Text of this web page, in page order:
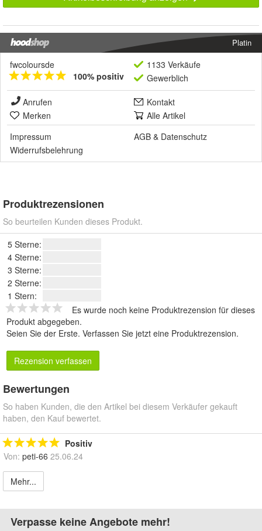
Platin
fwcoloursde
100% positiv
1133 Verkäufe
Gewerblich
Anrufen
Kontakt
Merken
Alle Artikel
Impressum
AGB & Datenschutz
Widerrufsbelehrung
Produktrezensionen
So beurteilen Kunden dieses Produkt.
5 Sterne:
4 Sterne:
3 Sterne:
2 Sterne:
1 Stern:
Es wurde noch keine Produktrezension für dieses
Produkt abgegeben.
Seien Sie der Erste. Verfassen Sie jetzt eine Produktrezension.
Rezension verfassen
Bewertungen
So haben Kunden, die den Artikel bei diesem Verkäufer gekauft
haben, den Kauf bewertet.
Positiv
Von: peti-66 25.06.24
Mehr...
Verpasse keine Angebote mehr!